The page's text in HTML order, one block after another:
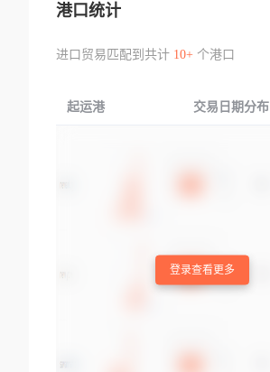
港口统计
进口贸易匹配到共计 10+个港口
起运港 交易日期分布
登录查看更多